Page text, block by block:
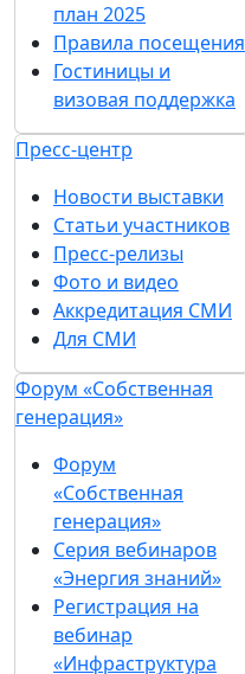
план 2025
Правила посещения
Гостиницы и
визовая поддержка
Пресс-центр
Новости выставки
Статьи участников
Пресс-релизы
Фото и видео
Аккредитация СМИ
Для СМИ
Форум «Собственная
генерация»
Форум
«Собственная
генерация»
Серия вебинаров
«Энергия знаний»
Регистрация на
вебинар
«Инфраструктура